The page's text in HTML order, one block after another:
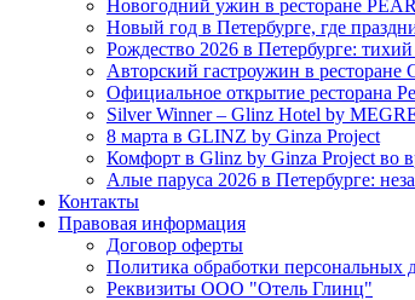
Новогодний ужин в ресторане PEAR
Новый год в Петербурге, где
Рождество 2026 в Петербурге:
Авторский гастроужин в ресторане
Официальное открытие ресторана
Silver Winner – Glinz Hotel by
8 марта в GLINZ by Ginza Project
Комфорт в Glinz by Ginza Project
Алые паруса 2026 в Петербурге:
Контакты
Правовая информация
Договор оферты
Политика обработки персональных
Реквизиты ООО "Отель Глинц"